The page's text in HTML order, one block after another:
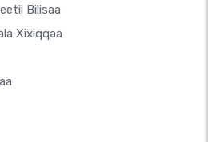
Bilisaa
Xixiqqaa